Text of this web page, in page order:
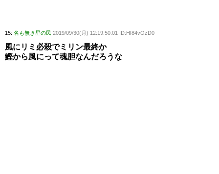
15: 名も無き星の民 2019/09/30(月) 12:19:50.01 ID:HI84vOzD0
風にリミ必殺でミリン最終か
鰹から風にって魂胆なんだろうな